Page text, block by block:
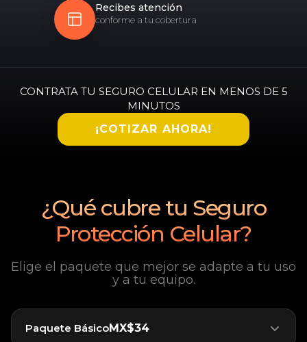
Recibes atención
conforme a tu cobertura
CONTRATA TU SEGURO CELULAR EN MENOS DE 5
MINUTOS
¡COTIZAR AHORA!
¿Qué cubre tu Seguro
Protección Celular?
Elige el paquete que mejor se adapte a tu uso
y a tu equipo.
Paquete BásicoMX$34